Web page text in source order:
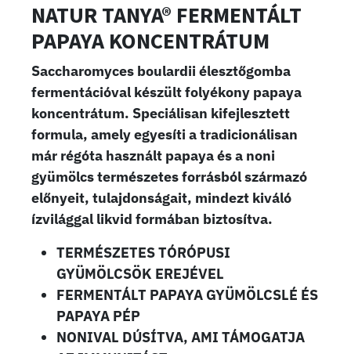
NATUR TANYA® FERMENTÁLT
PAPAYA KONCENTRÁTUM
Saccharomyces boulardii élesztőgomba
fermentációval készült folyékony papaya
koncentrátum. Speciálisan kifejlesztett
formula, amely egyesíti a tradicionálisan
már régóta használt papaya és a noni
gyümölcs természetes forrásból származó
előnyeit, tulajdonságait, mindezt kiváló
ízvilággal likvid formában biztosítva.
TERMÉSZETES TÓRÓPUSI
GYÜMÖLCSÖK EREJÉVEL
FERMENTÁLT PAPAYA GYÜMÖLCSLÉ ÉS
PAPAYA PÉP
NONIVAL DÚSÍTVA, AMI TÁMOGATJA